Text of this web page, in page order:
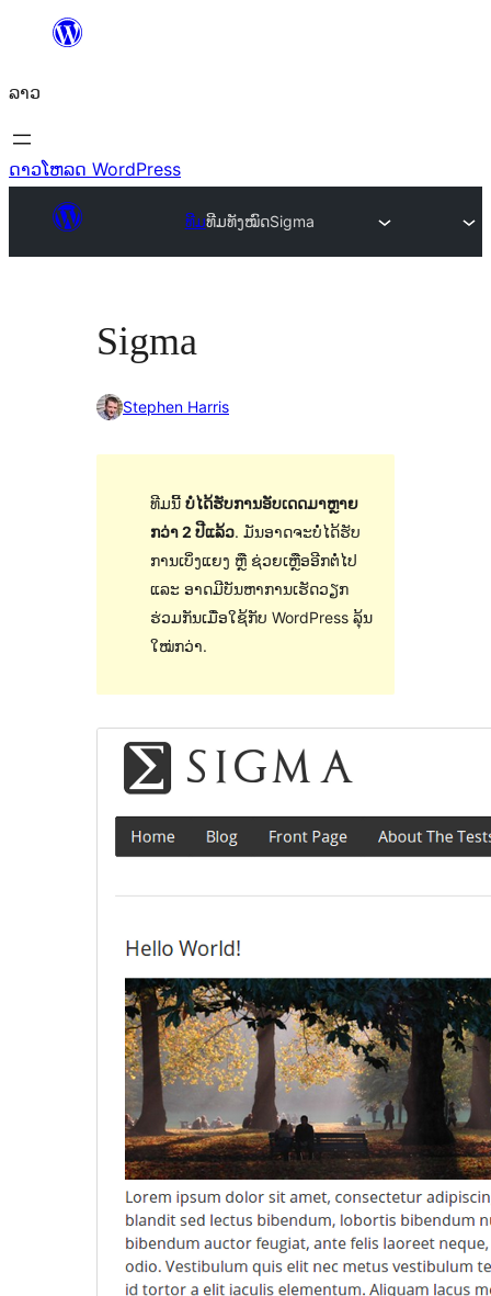
ທີ່
ເນື້ອຫາ
ລາວ
ດາວໂຫລດ WordPress
ທີມທີມທັງໝົດSigma
Sigma
Stephen Harris
ທີມນີ້ ບໍ່ໄດ້ຮັບການອັບເດດມາຫຼາຍ
ກວ່າ 2 ປີແລ້ວ. ມັນອາດຈະບໍ່ໄດ້ຮັບ
ການເບິ່ງແຍງ ຫຼື ຊ່ວຍເຫຼືອອີກຕໍ່ໄປ
ແລະ ອາດມີບັນຫາການເຮັດວຽກ
ຮ່ວມກັນເມື່ອໃຊ້ກັບ WordPress ລຸ້ນ
ໃໝ່ກວ່າ.